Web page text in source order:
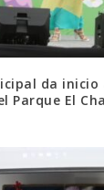
da
Parque El